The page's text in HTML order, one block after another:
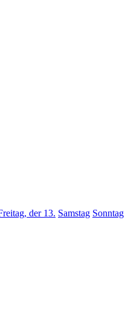
der 13. Samstag Sonntag